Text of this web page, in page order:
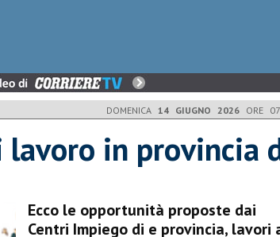
DOMENICA 14 GIUGNO 2026 ORE
in provincia
Ecco le opportunità proposte dai
Centri Impiego di e provincia, lavori